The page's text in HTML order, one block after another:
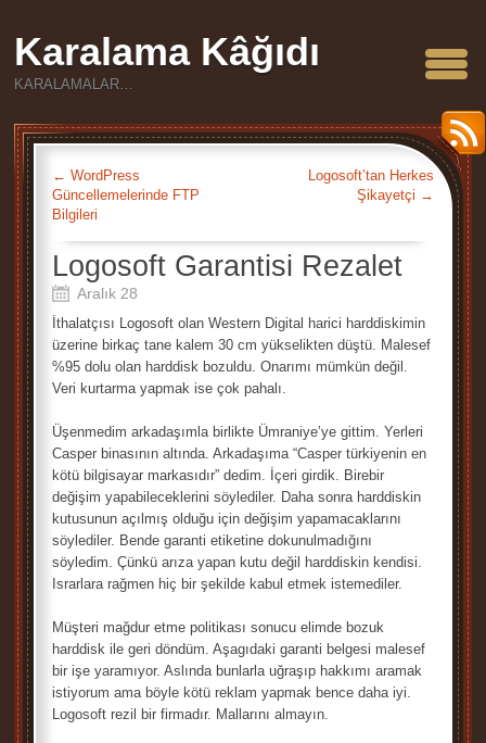
Karalama Kâğıdı
KARALAMALAR…
← WordPress
Güncellemelerinde FTP
Bilgileri
Logosoft’tan Herkes
Şikayetçi →
Logosoft Garantisi Rezalet
Aralık 28
İthalatçısı Logosoft olan Western Digital harici harddiskimin
üzerine birkaç tane kalem 30 cm yükselikten düştü. Malesef
%95 dolu olan harddisk bozuldu. Onarımı mümkün değil.
Veri kurtarma yapmak ise çok pahalı.
Üşenmedim arkadaşımla birlikte Ümraniye’ye gittim. Yerleri
Casper binasının altında. Arkadaşıma “Casper türkiyenin en
kötü bilgisayar markasıdır” dedim. İçeri girdik. Birebir
değişim yapabileceklerini söylediler. Daha sonra harddiskin
kutusunun açılmış olduğu için değişim yapamacaklarını
söylediler. Bende garanti etiketine dokunulmadığını
söyledim. Çünkü arıza yapan kutu değil harddiskin kendisi.
Israrlara rağmen hiç bir şekilde kabul etmek istemediler.
Müşteri mağdur etme politikası sonucu elimde bozuk
harddisk ile geri döndüm. Aşagıdaki garanti belgesi malesef
bir işe yaramıyor. Aslında bunlarla uğraşıp hakkımı aramak
istiyorum ama böyle kötü reklam yapmak bence daha iyi.
Logosoft rezil bir firmadır. Mallarını almayın.